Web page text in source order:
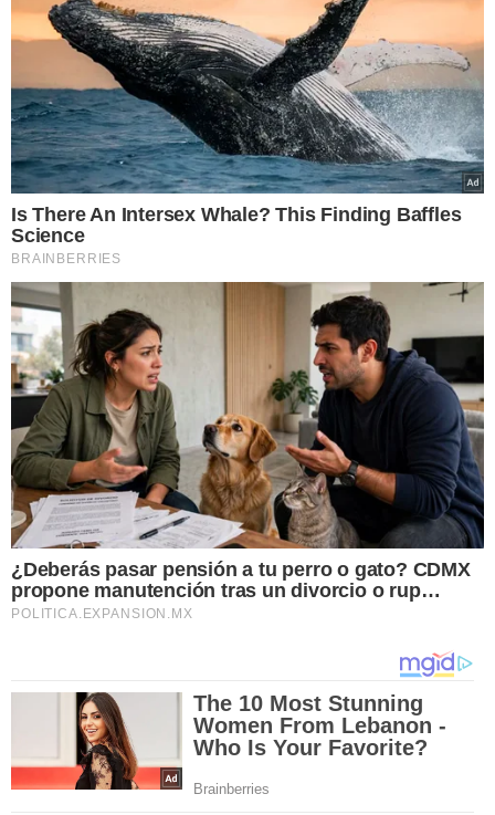
Is There An Intersex Whale? This Finding Baffles
Science
BRAINBERRIES
¿Deberás pasar pensión a tu perro o gato? CDMX
propone manutención tras un divorcio o rup…
POLITICA.EXPANSION.MX